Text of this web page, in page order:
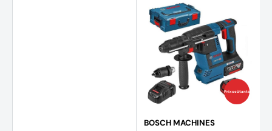
Prix coûtants
BOSCH MACHINES